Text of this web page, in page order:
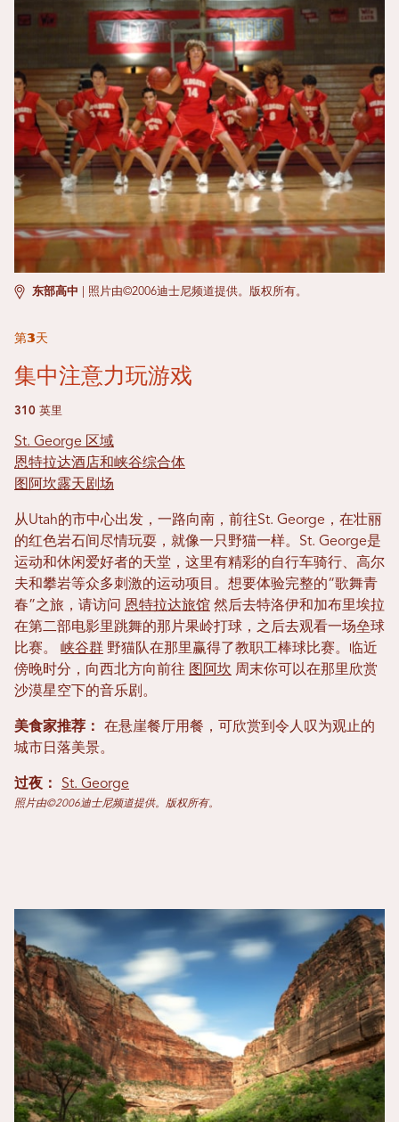
东部高中 照片由©2006迪士尼频道提供。版权所有。
第3天
集中注意力玩游戏
310 英里
St. George 区域
恩特拉达酒店和峡谷综合体
图阿坎露天剧场
从Utah的市中心出发，一路向南，前往St. George，在壮丽
的红色岩石间尽情玩耍，就像一只野猫一样。St. George是
运动和休闲爱好者的天堂，这里有精彩的自行车骑行、高尔
夫和攀岩等众多刺激的运动项目。想要体验完整的“歌舞青
春”之旅，请访问 恩特拉达旅馆 然后去特洛伊和加布里埃拉
在第二部电影里跳舞的那片果岭打球，之后去观看一场垒球
比赛。 峡谷群 野猫队在那里赢得了教职工棒球比赛。临近
傍晚时分，向西北方向前往 图阿坎 周末你可以在那里欣赏
沙漠星空下的音乐剧。
美食家推荐： 在悬崖餐厅用餐，可欣赏到令人叹为观止的
城市日落美景。
过夜： St. George
照片由©2006迪士尼频道提供。版权所有。